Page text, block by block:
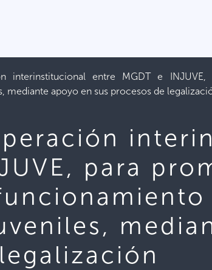
interinstitucional entre MGDT e
apoyo en sus procesos de
para